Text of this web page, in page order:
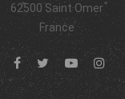
62500 Saint Omer
France